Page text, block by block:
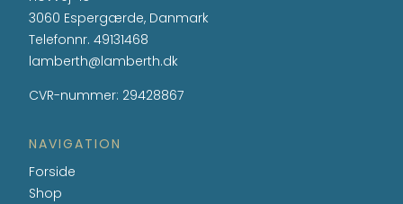
3060 Espergærde, Danmark
Telefonnr.49131468
lamberth@lamberth.dk
CVR-nummer: 29428867
NAVIGATION
Forside
Shop